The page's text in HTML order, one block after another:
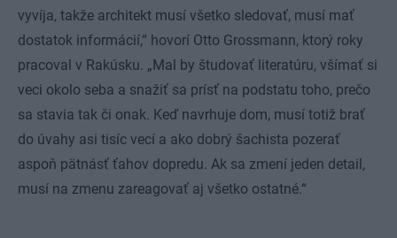
vyvíja, takže architekt musí všetko sledovať, musí mať
dostatok informácií,“ hovorí Otto Grossmann, ktorý roky
pracoval v Rakúsku. „Mal by študovať literatúru, všímať si
veci okolo seba a snažiť sa prísť na podstatu toho, prečo
sa stavia tak či onak. Keď navrhuje dom, musí totiž brať
do úvahy asi tisíc vecí a ako dobrý šachista pozerať
aspoň pätnásť ťahov dopredu. Ak sa zmení jeden detail,
musí na zmenu zareagovať aj všetko ostatné.“